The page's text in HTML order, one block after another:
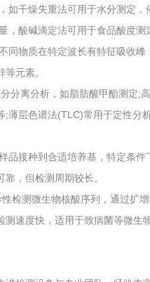
如干燥失重法可用于水分测定，
，酸碱滴定法可用于食品酸度测
同物质在特定波长有特征吸收
元素。
分离分析，如脂肪酸甲酯测定;
层色谱法(TLC)常用于定性分
品接种到合适培养基，特定条
，但检测周期较长。
性检测微生物核酸序列，通过扩
速度快，适用于致病菌等微生